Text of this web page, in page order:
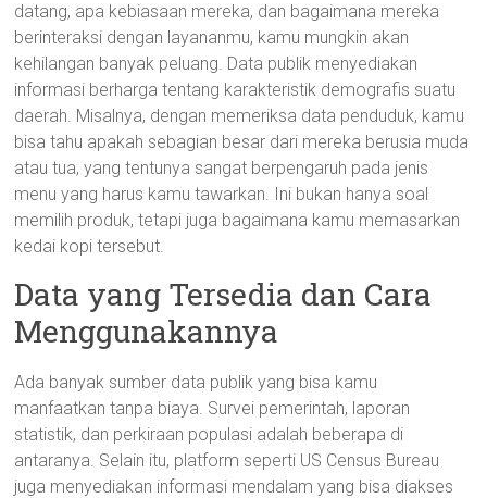
datang, apa kebiasaan mereka, dan bagaimana mereka
berinteraksi dengan layananmu, kamu mungkin akan
kehilangan banyak peluang. Data publik menyediakan
informasi berharga tentang karakteristik demografis suatu
daerah. Misalnya, dengan memeriksa data penduduk, kamu
bisa tahu apakah sebagian besar dari mereka berusia muda
atau tua, yang tentunya sangat berpengaruh pada jenis
menu yang harus kamu tawarkan. Ini bukan hanya soal
memilih produk, tetapi juga bagaimana kamu memasarkan
kedai kopi tersebut.
Data yang Tersedia dan Cara
Menggunakannya
Ada banyak sumber data publik yang bisa kamu
manfaatkan tanpa biaya. Survei pemerintah, laporan
statistik, dan perkiraan populasi adalah beberapa di
antaranya. Selain itu, platform seperti US Census Bureau
juga menyediakan informasi mendalam yang bisa diakses